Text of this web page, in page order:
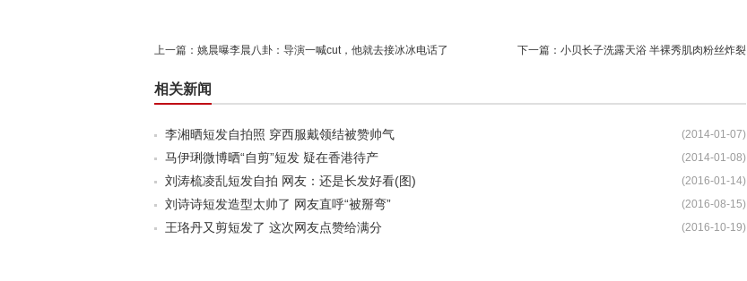
上一篇： 姚晨曝李晨八卦：导演一喊cut，他就去接冰冰电话了 下一篇： 小贝长子洗露天浴 半裸秀肌肉粉丝炸裂
相关新闻
(2014-01-07)
李湘晒短发自拍照 穿西服戴领结被赞帅气
(2014-01-08)
马伊琍微博晒“自剪”短发 疑在香港待产
(2016-01-14)
刘涛梳凌乱短发自拍 网友：还是长发好看(图)
(2016-08-15)
刘诗诗短发造型太帅了 网友直呼“被掰弯”
(2016-10-19)
王珞丹又剪短发了 这次网友点赞给满分